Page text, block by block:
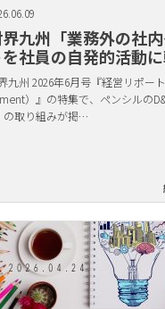
界九州「業務外の社
を社員の自発的活動に
九州 2026年6月号『経営リポー
）』の特集で、ペンシルの
の取り組みが掲…